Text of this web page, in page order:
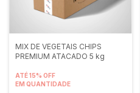
MIX DE VEGETAIS CHIPS
PREMIUM ATACADO 5 kg
ATÉ 15% OFF
EM QUANTIDADE